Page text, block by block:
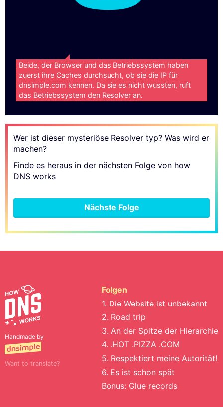
Beide, der Browser und das Betriebssystem haben
zuerst ihre Caches durchsucht, ob sie die IP für
dnsimple.com kennen. Da sie es nicht wussten, ruft
das Betriebssystem den Resolver an.
Wer ist dieser mysteriöse Resolver typ? Was wird er
machen?
Finde es heraus in der nächsten Folge von how
DNS works
Nächste Folge
Handmade by
Want to translate?
Folgen
1. Die Website ist unbekannt
2. Road trip
3. An der Spitze der Hierarchie
4. .HOT .PIZZA .COM
5. Respektiert meine Autorität!
6. Es ist schon spät
Bonus: Glue records